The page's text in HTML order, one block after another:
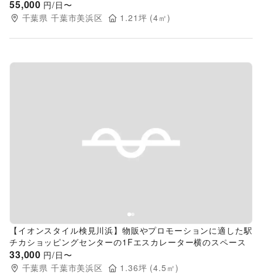
55,000 円/日〜
千葉県 千葉市美浜区 1.21 坪 (4㎡)
Previous slide
【イオンスタイル検見川浜】物販やプロモーションに適した駅
チカショッピングセンターの1Fエスカレーター横のスペース
33,000 円/日〜
千葉県 千葉市美浜区 1.36坪 (4.5 ㎡)